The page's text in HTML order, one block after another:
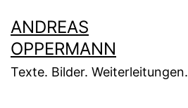
Inhalt
springen
ANDREAS
OPPERMANN
Texte. Bilder. Weiterleitungen.